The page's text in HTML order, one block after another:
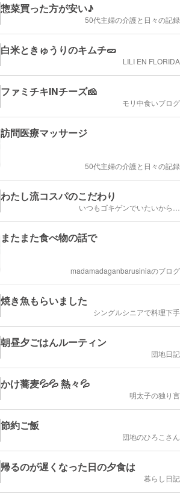
惣菜買った方が安い♪
50代主婦の介護と日々の記録
白米ときゅうりのキムチ🥒
LILI EN FLORIDA
ファミチキINチーズ🧀
モリ中食いブログ
訪問医療マッサージ
50代主婦の介護と日々の記録
わたし流コスパのこだわり
いつもゴキゲンでいたいから…
またまた食べ物の話で
madamadaganbarusiniaのブログ
焼き魚もらいました
シングルシニアで料理下手
朝昼夕ごはんルーティン
団地日記
かけ蕎麦💦💦 熱々💦
明太子の独り言
節約ご飯
団地のひろこさん
帰るのが遅くなった日の夕食は
暮らし日記